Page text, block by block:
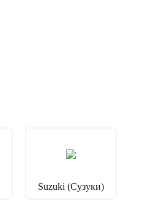
Suzuki (Сузуки)